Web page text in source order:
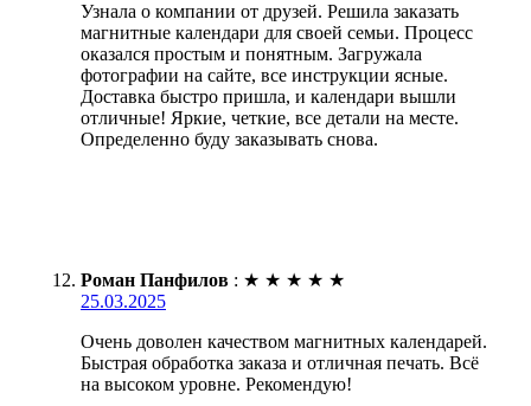
Узнала о компании от друзей. Решила заказать
магнитные календари для своей семьи. Процесс
оказался простым и понятным. Загружала
фотографии на сайте, все инструкции ясные.
Доставка быстро пришла, и календари вышли
отличные! Яркие, четкие, все детали на месте.
Определенно буду заказывать снова.
Роман Панфилов : ★ ★ ★ ★ ★
25.03.2025
Очень доволен качеством магнитных календарей.
Быстрая обработка заказа и отличная печать. Всё
на высоком уровне. Рекомендую!